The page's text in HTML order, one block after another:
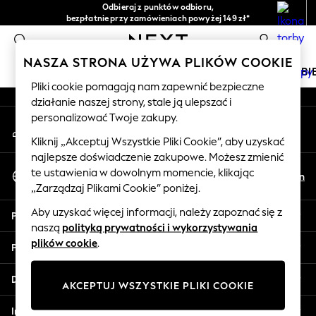
Odbieraj z punktów odbioru,
bezpłatnie przy zamówieniach powyżej 149 zł*
Łatwe zwroty*
0
HOLIDAY SHOP
Women's Holiday Shop
All Swimwear
All Beachwear
Bags & Accessories
Beach Dresses & Kaftans
Dresses
Flip Flops
Sliders
Jumpsuits & Playsuits
Sandals
Shorts
An error occurred on client
Nasze media społecznościowe
Moje konto
Zaloguj się na swoje konto
Wybierz Język
Polski
En
Pomoc
Prywatność i zasady prawne
Działy
Inne usługi
NASZA STRONA UŻYWA PLIKÓW COOKIE
Pliki cookie pomagają nam zapewnić bezpieczne
działanie naszej strony, stale ją ulepszać i
personalizować Twoje zakupy.
Kliknij „Akceptuj Wszystkie Pliki Cookie”, aby uzyskać
najlepsze doświadczenie zakupowe. Możesz zmienić
te ustawienia w dowolnym momencie, klikając
„Zarządzaj Plikami Cookie” poniżej.
Aby uzyskać więcej informacji, należy zapoznać się z
naszą polityką prywatności i wykorzystywania
plików cookie.
AKCEPTUJ WSZYSTKIE PLIKI COOKIE